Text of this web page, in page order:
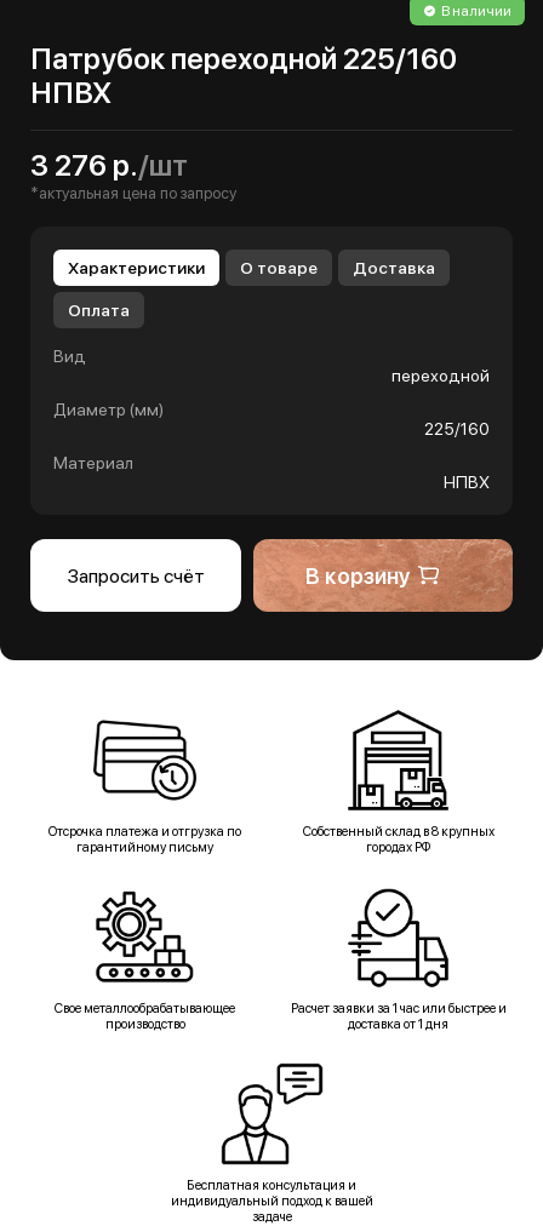
В наличии
Патрубок переходной 225/160
НПВХ
3 276 р./шт
*актуальная цена по запросу
Характеристики О товаре Доставка
Оплата
Вид
переходной
Диаметр (мм)
225/160
Материал
НПВХ
Запросить счёт В корзину
Отсрочка платежа и отгрузка по
гарантийному письму
Собственный склад в 8 крупных
городах РФ
Свое металлообрабатывающее
производство
Расчет заявки за 1 час или быстрее и
доставка от 1 дня
Бесплатная консультация и
индивидуальный подход к вашей
задаче